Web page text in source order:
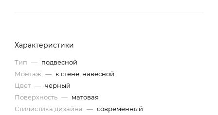
Характеристики
Тип — подвесной
Монтаж — к стене, навесной
Цвет — черный
Поверхность — матовая
Стилистика дизайна — современный